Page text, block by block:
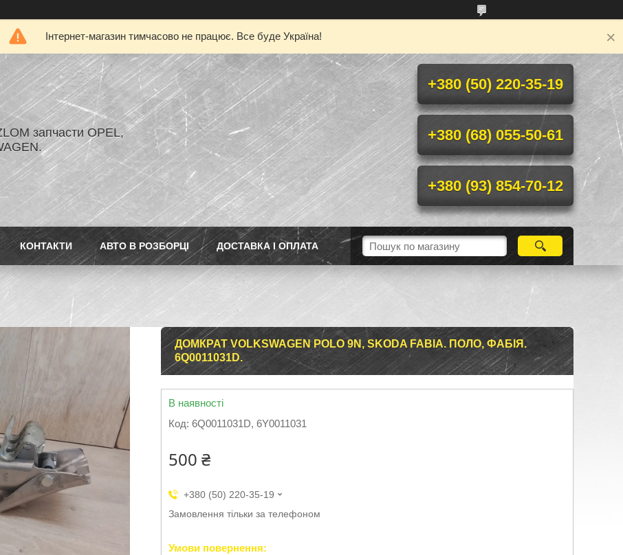
Інтернет-магазин тимчасово не працює. Все буде Україна!
запчасти OPEL,
+380 (50) 220-35-19
+380 (68) 055-50-61
+380 (93) 854-70-12
КОНТАКТИ АВТО В РОЗБОРЦІ ДОСТАВКА І ОПЛАТА
ДОМКРАТ VOLKSWAGEN POLO 9N, SKODA FABIA. ПОЛО, ФАБІЯ.
6Q0011031D.
В наявності
Код: 6Q0011031D, 6Y0011031
500 ₴
+380 (50) 220-35-19
Замовлення тільки за телефоном